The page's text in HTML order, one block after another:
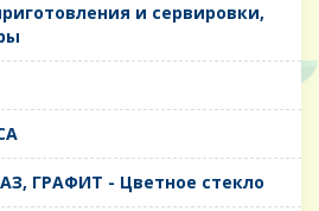
и сервировки,
ГРАФИТ - Цветное стекло